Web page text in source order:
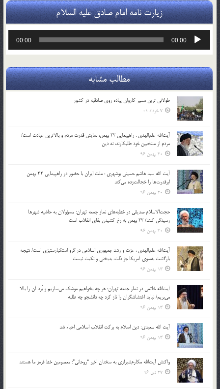
زیارت نامه امام صادق علیه السلام
پخش‌کننده
00:00
00:00
مطالب مشابه
طولانی ترین مسیر کاروان پیاده روی صادقیه در کشور
7 خرداد 01
آیت‌الله علم‌الهدی : راهپیمایی 22 بهمن، نمایش قدرت مردم و بالاترین عبادت است/
مردم از منتخبین خود طلبکارند، نه دین
20 بهمن 96
آیت الله سید هاشم حسینی بوشهری : ملت ایران با حضور در راهپیمایی ۲۲ بهمن
ابرقدرت‌ها را خجالت‌زده می‌کند
20 بهمن 96
حجت‌الاسلام صدیقی در خطبه‌های نماز جمعه تهران: مسؤولان به حاشیه شهرها
رسیدگی کنند/ 22 بهمن به رخ کشیدن بقای انقلاب است
20 بهمن 96
آیت‌الله علم‌الهدی : عزت و رشد جمهوری اسلامی در گرو استکبارستیزی است/ نتیجه
بازگشت به‌سوی آمریکا جز ذلت، بدبختی و نکبت نیست
13 بهمن 96
آیت‌الله خاتمی در نماز جمعه تهران: هر چه بخواهیم موشک می‌سازیم و بُرد آن را بالا
می‌بریم/ نباید اغتشاشگران را ناز کرد چه دانشجو چه طلبه
13 بهمن 96
آیت الله سعیدی: دین اسلام به برکت انقلاب اسلامی احیاء شد
13 بهمن 96
واکنش آیت‌الله مکارم‌شیرازی به سخنان اخیر “روحانی”: معصومین خط قرمز ما هستند
27 دی 96